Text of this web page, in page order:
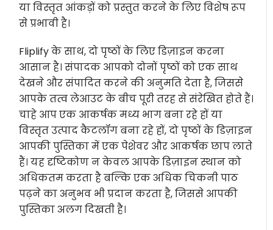
या विस्तृत आंकड़ों को प्रस्तुत करने के लिए विशेष रूप
से प्रभावी है।
Fliplify के साथ, दो पृष्ठों के लिए डिज़ाइन करना
आसान है। संपादक आपको दोनों पृष्ठों को एक साथ
देखने और संपादित करने की अनुमति देता है, जिससे
आपके तत्व लेआउट के बीच पूरी तरह से संरेखित होते हैं।
चाहे आप एक आकर्षक मध्य भाग बना रहे हों या
विस्तृत उत्पाद कैटलॉग बना रहे हों, दो पृष्ठों के डिज़ाइन
आपकी पुस्तिका में एक पेशेवर और आकर्षक छाप लाते
हैं। यह दृष्टिकोण न केवल आपके डिज़ाइन स्थान को
अधिकतम करता है बल्कि एक अधिक चिकनी पाठ
पढ़ने का अनुभव भी प्रदान करता है, जिससे आपकी
पुस्तिका अलग दिखती है।